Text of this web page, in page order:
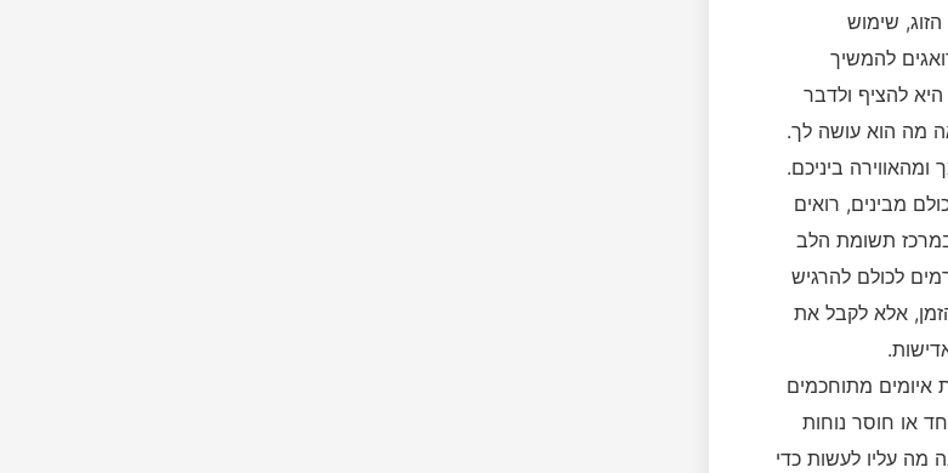
שימוש
להמשיך
להציף ולדבר
מה הוא עושה לך.
ביניכם.
מבינים, רואים
במרכז תשומת הלב
לכולם להרגיש
אלא לקבל את
איומים מתוחכמים
או חוסר נוחות
מה עליו לעשות כדי